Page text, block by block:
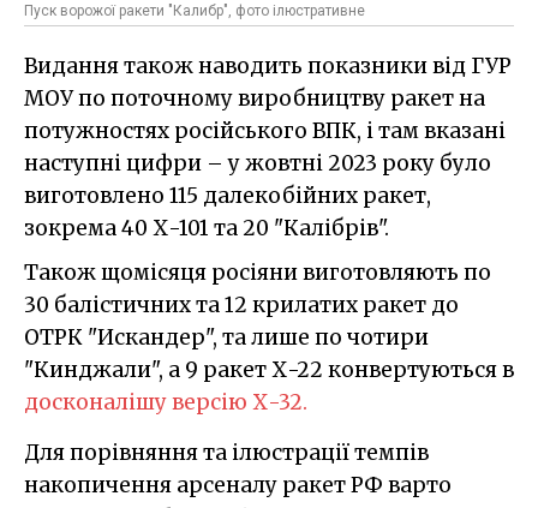
Пуск ворожої ракети "Калибр", фото ілюстративне
Видання також наводить показники від ГУР
МОУ по поточному виробництву ракет на
потужностях російського ВПК, і там вказані
наступні цифри – у жовтні 2023 року було
виготовлено 115 далекобійних ракет,
зокрема 40 Х-101 та 20 "Калібрів".
Також щомісяця росіяни виготовляють по
30 балістичних та 12 крилатих ракет до
ОТРК "Искандер", та лише по чотири
"Кинджали", а 9 ракет Х-22 конвертуються в
досконалішу версію Х-32.
Для порівняння та ілюстрації темпів
накопичення арсеналу ракет РФ варто